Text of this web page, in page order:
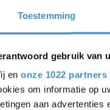
Toestemming
gebruik van
en onze 1022 partners
om informatie op
aan advertenties
Available